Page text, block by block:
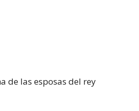
de las esposas del rey